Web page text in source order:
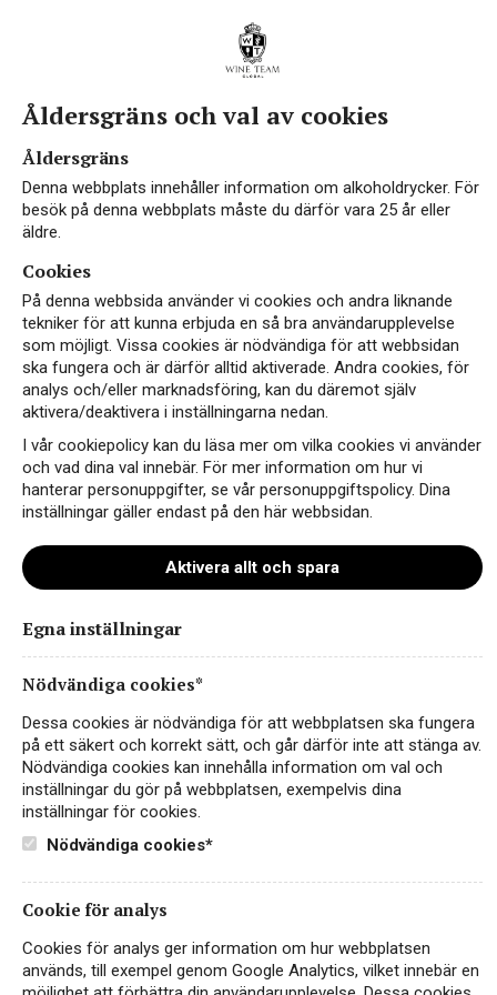
Instagram
Facebook
Åldersgräns och val av cookies
Åldersgräns
Denna webbplats innehåller information om alkoholdrycker. För
besök på denna webbplats måste du därför vara 25 år eller
äldre.
Cookies
På denna webbsida använder vi cookies och andra liknande
tekniker för att kunna erbjuda en så bra användarupplevelse
som möjligt. Vissa cookies är nödvändiga för att webbsidan
ska fungera och är därför alltid aktiverade. Andra cookies, för
analys och/eller marknadsföring, kan du däremot själv
aktivera/deaktivera i inställningarna nedan.
I vår cookiepolicy kan du läsa mer om vilka cookies vi använder
och vad dina val innebär. För mer information om hur vi
hanterar personuppgifter, se vår personuppgiftspolicy. Dina
inställningar gäller endast på den här webbsidan.
Aktivera allt och spara
Egna inställningar
Nödvändiga cookies*
Dessa cookies är nödvändiga för att webbplatsen ska fungera
på ett säkert och korrekt sätt, och går därför inte att stänga av.
Nödvändiga cookies kan innehålla information om val och
inställningar du gör på webbplatsen, exempelvis dina
inställningar för cookies.
Nödvändiga cookies*
Cookie för analys
Cookies för analys ger information om hur webbplatsen
används, till exempel genom Google Analytics, vilket innebär en